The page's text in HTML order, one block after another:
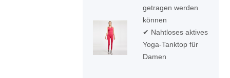
getragen werden
können
✔ Nahtloses aktives
Yoga-Tanktop für
Damen